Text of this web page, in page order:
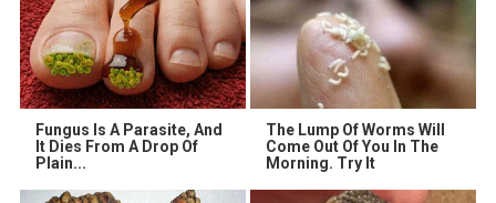
Fungus Is A Parasite, And
It Dies From A Drop Of
Plain...
The Lump Of Worms Will
Come Out Of You In The
Morning. Try It